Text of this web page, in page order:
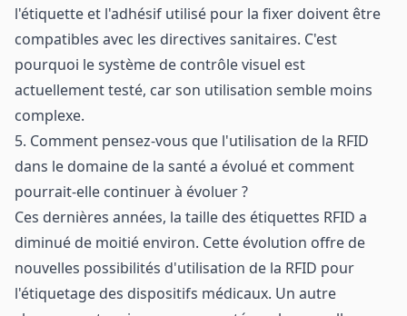
l'étiquette et l'adhésif utilisé pour la fixer doivent être
compatibles avec les directives sanitaires. C'est
pourquoi le système de contrôle visuel est
actuellement testé, car son utilisation semble moins
complexe.
5. Comment pensez-vous que l'utilisation de la RFID
dans le domaine de la santé a évolué et comment
pourrait-elle continuer à évoluer ?
Ces dernières années, la taille des étiquettes RFID a
diminué de moitié environ. Cette évolution offre de
nouvelles possibilités d'utilisation de la RFID pour
l'étiquetage des dispositifs médicaux. Un autre